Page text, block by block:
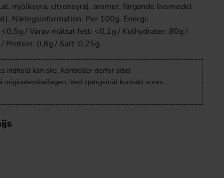
mjölksyra, citronsyra), aromer, färgande livsmedel
Näringsinformation: Per 100g. Energi:
/ Varav mättat fett: <0,1g / Kolhydrater: 80g /
Protein: 0,8g / Salt: 0,25g.
indhold kan ske. Kontroller derfor altid
originalemballagen. Ved spørgsmål kontakt vores